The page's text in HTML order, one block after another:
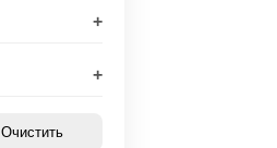
+
+
Очистить